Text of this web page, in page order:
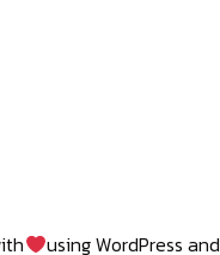
using WordPress and